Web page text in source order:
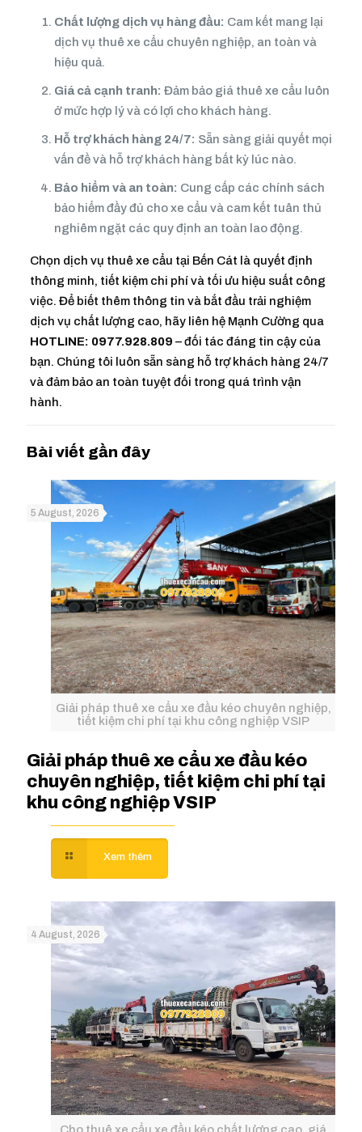
Chất lượng dịch vụ hàng đầu: Cam kết mang lại
dịch vụ thuê xe cẩu chuyên nghiệp, an toàn và
hiệu quả.
Giá cả cạnh tranh: Đảm bảo giá thuê xe cẩu luôn
ở mức hợp lý và có lợi cho khách hàng.
Hỗ trợ khách hàng 24/7: Sẵn sàng giải quyết mọi
vấn đề và hỗ trợ khách hàng bất kỳ lúc nào.
Bảo hiểm và an toàn: Cung cấp các chính sách
bảo hiểm đầy đủ cho xe cẩu và cam kết tuân thủ
nghiêm ngặt các quy định an toàn lao động.
Chọn dịch vụ thuê xe cẩu tại Bến Cát là quyết định
thông minh, tiết kiệm chi phí và tối ưu hiệu suất công
việc. Để biết thêm thông tin và bắt đầu trải nghiệm
dịch vụ chất lượng cao, hãy liên hệ Mạnh Cường qua
HOTLINE: 0977.928.809 – đối tác đáng tin cậy của
bạn. Chúng tôi luôn sẵn sàng hỗ trợ khách hàng 24/7
và đảm bảo an toàn tuyệt đối trong quá trình vận
hành.
Giải pháp thuê xe cẩu xe đầu kéo chuyên nghiệp,
tiết kiệm chi phí tại khu công nghiệp VSIP
5 August, 2026
Giải pháp thuê xe cẩu xe đầu kéo
chuyên nghiệp, tiết kiệm chi phí tại
khu công nghiệp VSIP
Cho thuê xe cẩu xe đầu kéo chất lượng cao, giá
4 August, 2026